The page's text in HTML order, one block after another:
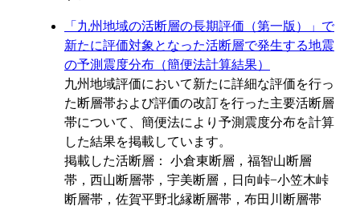
「九州地域の活断層の長期評価（第一版）」で
新たに評価対象となった活断層で発生する地震
の予測震度分布（簡便法計算結果）
九州地域評価において新たに詳細な評価を行っ
た断層帯および評価の改訂を行った主要活断層
帯について、簡便法により予測震度分布を計算
した結果を掲載しています。
掲載した活断層： 小倉東断層，福智山断層
帯，西山断層帯，宇美断層，日向峠−小笠木峠
断層帯，佐賀平野北縁断層帯，布田川断層帯